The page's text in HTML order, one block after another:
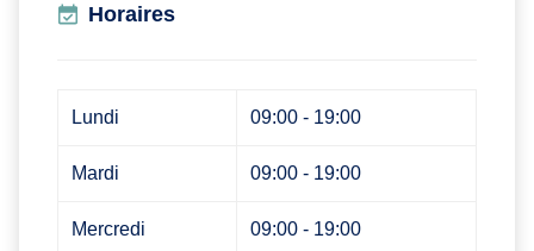
Horaires
Lundi 09:00 - 19:00
Mardi 09:00 - 19:00
Mercredi 09:00 - 19:00